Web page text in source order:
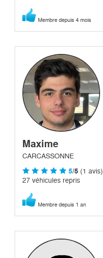
Membre depuis 4 mois
Maxime
CARCASSONNE
5/5 (1 avis)
27 véhicules repris
Membre depuis 1 an